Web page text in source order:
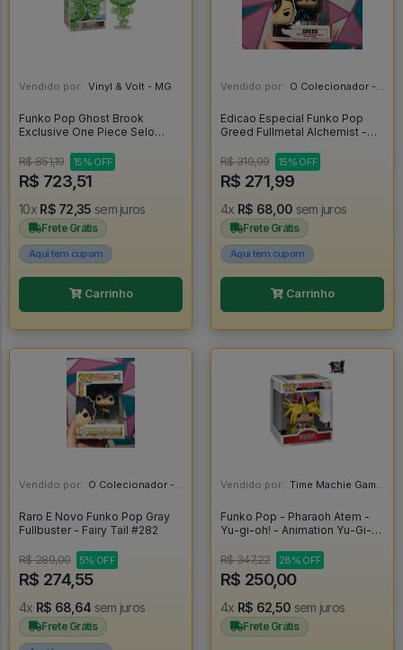
Vendido por: Vinyl & Volt - MG
Funko Pop Ghost Brook
Exclusive One Piece Selo
Glow Chase - One Piece
#2325
R$ 851,19 15% OFF
R$ 723,51
10x R$ 72,35 sem juros
Frete Grátis
Aqui tem cupom
Carrinho
Vendido por: O Colecionador - SP
Edicao Especial Funko Pop
Greed Fullmetal Alchemist -
R$ 319,99
15% OFF
R$ 271,99
4x R$ 68,00 sem juros
Frete Grátis
Aqui tem cupom
Carrinho
Vendido por: O Colecionador - SP
Raro E Novo Funko Pop Gray
Fullbuster - Fairy Tail #282
R$ 289,00 5% OFF
R$ 274,55
4x R$ 68,64 sem juros
Frete Grátis
Vendido por: Time Machie Games | Nerd Store - SP
Funko Pop - Pharaoh Atem -
Yu-gi-oh! - Animation Yu-Gi-
R$ 347,22
28% OFF
R$ 250,00
4x R$ 62,50 sem juros
Frete Grátis